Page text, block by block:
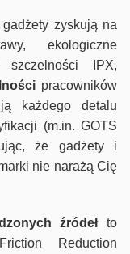
zyskują na
ekologiczne
IPX,
pracowników
każdego detalu
(m.in. GOTS
że gadżety i
nie narażą Cię
źródełto
Reduction